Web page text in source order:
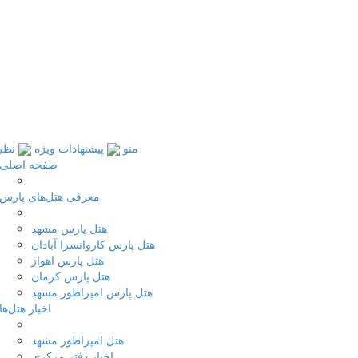
منو پیشنهادات ویژه
صفحه اصلی
معرفی هتل‌های پارس
هتل پارس مشهد
هتل پارس کاروانسرا آبادان
هتل پارس اهواز
هتل پارس کرمان
هتل پارس امپراطور مشهد
اخبار هتل‌ها
هتل امپراطور مشهد